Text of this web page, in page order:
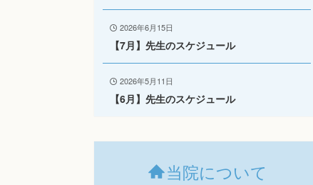
2026年6月15日
【7月】先生のスケジュール
2026年5月11日
【6月】先生のスケジュール
当院について